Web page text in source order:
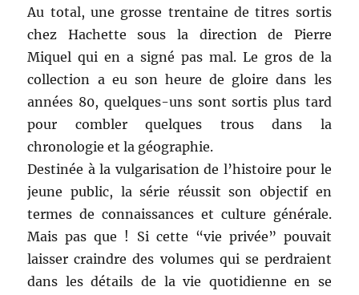
Au total, une grosse trentaine de titres sortis
chez Hachette sous la direction de Pierre
Miquel qui en a signé pas mal. Le gros de la
collection a eu son heure de gloire dans les
années 80, quelques-uns sont sortis plus tard
pour combler quelques trous dans la
chronologie et la géographie.
Destinée à la vulgarisation de l’histoire pour le
jeune public, la série réussit son objectif en
termes de connaissances et culture générale.
Mais pas que ! Si cette “vie privée” pouvait
laisser craindre des volumes qui se perdraient
dans les détails de la vie quotidienne en se